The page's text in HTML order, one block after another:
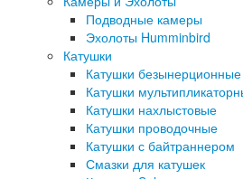
Подводные камеры
Эхолоты Humminbird
Катушки
Катушки безынерционные
Катушки
Катушки нахлыстовые
Катушки проводочные
Катушки с байтраннером
Смазки для катушек